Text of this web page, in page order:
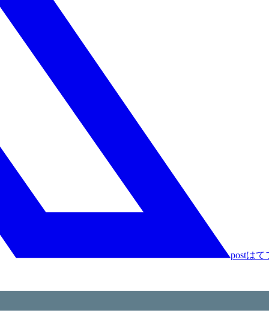
postはて